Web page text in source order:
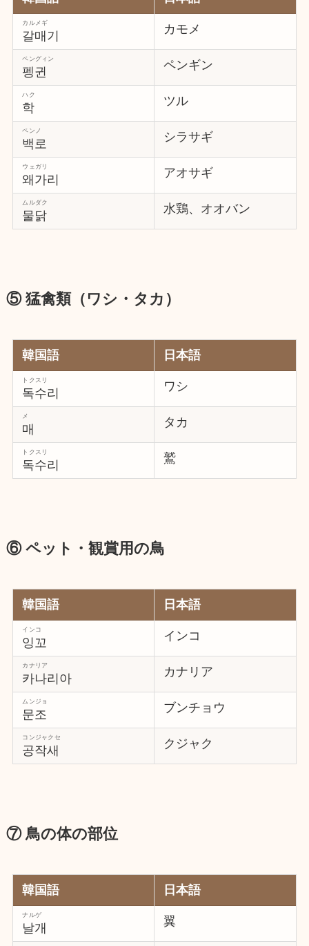
갈매기
カルメギ カモメ
펭귄
ペングィン ペンギン
학
ハク ツル
백로
ペンノ シラサギ
왜가리
ウェガリ アオサギ
물닭
ムルダク 水鶏、オオバン
⑤ 猛禽類（ワシ・タカ）
韓国語 日本語
독수리
トクスリ ワシ
매
メ タカ
독수리
トクスリ 鷲
⑥ ペット・観賞用の鳥
韓国語 日本語
잉꼬
インコ インコ
카나리아
カナリア カナリア
문조
ムンジョ ブンチョウ
공작새
コンジャクセ クジャク
⑦ 鳥の体の部位
韓国語 日本語
날개
ナルゲ 翼